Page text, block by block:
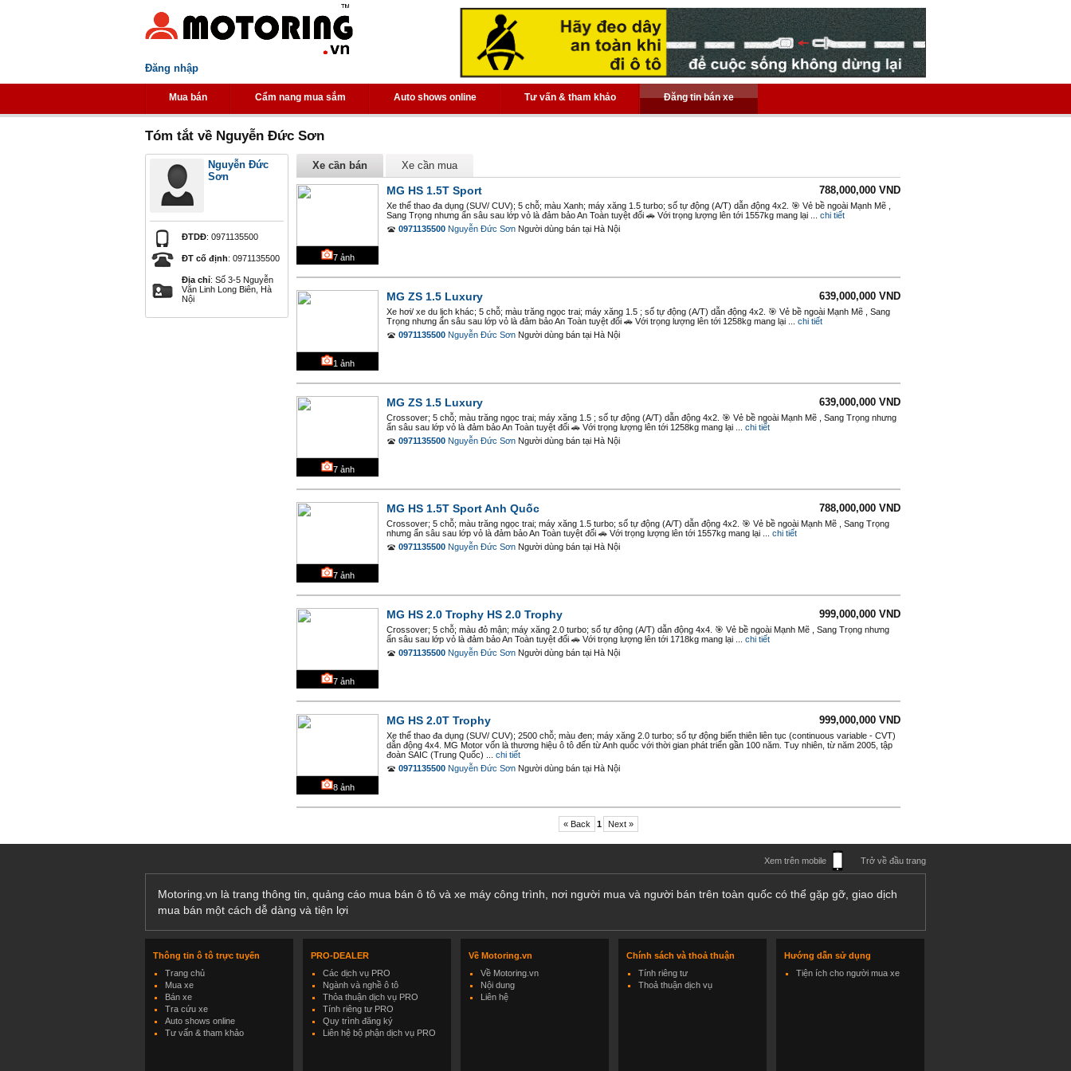
Đăng nhập
Mua bán Cẩm nang mua sắm Auto shows online Tư vấn & tham khảo Đăng tin bán xe
Tóm tắt về Nguyễn Đức Sơn
Nguyễn Đức
Sơn
ĐTDĐ: 0971135500
ĐT cố định: 0971135500
Địa chỉ: Số 3-5 Nguyễn
Văn Linh Long Biên, Hà
Nội
Xe cần bán Xe cần mua
7ảnh
MG HS 1.5T Sport 788,000,000 VND
Xe thể thao đa dụng (SUV/ CUV); 5 chỗ; màu Xanh; máy xăng 1.5 turbo; số tự động (A/T) dẫn động 4x2. 🎯 Vẻ bề ngoài Mạnh Mẽ ,
Sang Trọng nhưng ẩn sâu sau lớp vỏ là đảm bảo An Toàn tuyệt đối 🚗 Với trọng lượng lên tới 1557kg mang lại ...
chi tiết
0971135500 Nguyễn Đức Sơn Người dùng bán tại Hà Nội
1 ảnh
MG ZS 1.5 Luxury 639,000,000 VND
Xe hơi/ xe du lịch khác; 5 chỗ; màu trăng ngọc trai; máy xăng 1.5 ; số tự động (A/T) dẫn động 4x2. 🎯 Vẻ bề ngoài Mạnh Mẽ , Sang
Trọng nhưng ẩn sâu sau lớp vỏ là đảm bảo An Toàn tuyệt đối 🚗 Với trọng lượng lên tới 1258kg mang lại ...
chi tiết
0971135500 Nguyễn Đức Sơn Người dùng bán tại Hà Nội
7ảnh
MG ZS 1.5 Luxury 639,000,000 VND
Crossover; 5 chỗ; màu trăng ngọc trai; máy xăng 1.5 ; số tự động (A/T) dẫn động 4x2. 🎯 Vẻ bề ngoài Mạnh Mẽ , Sang Trọng nhưng
ẩn sâu sau lớp vỏ là đảm bảo An Toàn tuyệt đối 🚗 Với trọng lượng lên tới 1258kg mang lại ...
chi tiết
0971135500 Nguyễn Đức Sơn Người dùng bán tại Hà Nội
7ảnh
MG HS 1.5T Sport Anh Quốc 788,000,000 VND
Crossover; 5 chỗ; màu trăng ngọc trai; máy xăng 1.5 turbo; số tự động (A/T) dẫn động 4x2. 🎯 Vẻ bề ngoài Mạnh Mẽ , Sang Trọng
nhưng ẩn sâu sau lớp vỏ là đảm bảo An Toàn tuyệt đối 🚗 Với trọng lượng lên tới 1557kg mang lại ...
chi tiết
0971135500 Nguyễn Đức Sơn Người dùng bán tại Hà Nội
7ảnh
MG HS 2.0 Trophy HS 2.0 Trophy 999,000,000 VND
Crossover; 5 chỗ; màu đỏ mận; máy xăng 2.0 turbo; số tự động (A/T) dẫn động 4x4. 🎯 Vẻ bề ngoài Mạnh Mẽ , Sang Trọng nhưng
ẩn sâu sau lớp vỏ là đảm bảo An Toàn tuyệt đối 🚗 Với trọng lượng lên tới 1718kg mang lại ...
chi tiết
0971135500 Nguyễn Đức Sơn Người dùng bán tại Hà Nội
8ảnh
MG HS 2.0T Trophy 999,000,000 VND
Xe thể thao đa dụng (SUV/ CUV); 2500 chỗ; màu đen; máy xăng 2.0 turbo; số tự động biến thiên liên tục (continuous variable - CVT)
dẫn động 4x4. MG Motor vốn là thương hiệu ô tô đến từ Anh quốc với thời gian phát triển gần 100 năm. Tuy nhiên, từ năm 2005, tập
đoàn SAIC (Trung Quốc) ...
chi tiết
0971135500 Nguyễn Đức Sơn Người dùng bán tại Hà Nội
« Back 1 Next »
Xem trên mobile Trở về đầu trang
Motoring.vn là trang thông tin, quảng cáo mua bán ô tô và xe máy công trình, nơi người mua và người bán trên toàn quốc có thể gặp gỡ, giao dịch
mua bán một cách dễ dàng và tiện lợi
Thông tin ô tô trực tuyến
Trang chủ
Mua xe
Bán xe
Tra cứu xe
Auto shows online
Tư vấn & tham khảo
PRO-DEALER
Các dịch vụ PRO
Ngành và nghề ô tô
Thỏa thuận dịch vụ PRO
Tính riêng tư PRO
Quy trình đăng ký
Liên hệ bộ phận dịch vụ PRO
Về Motoring.vn
Về Motoring.vn
Nội dung
Liên hệ
Chính sách và thoả thuận
Tính riêng tư
Thoả thuận dịch vụ
Hướng dẫn sử dụng
Tiện ích cho người mua xe